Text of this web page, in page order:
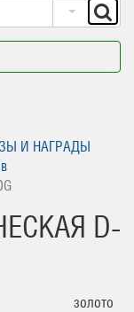
И НАГРАДЫ
D-
золото